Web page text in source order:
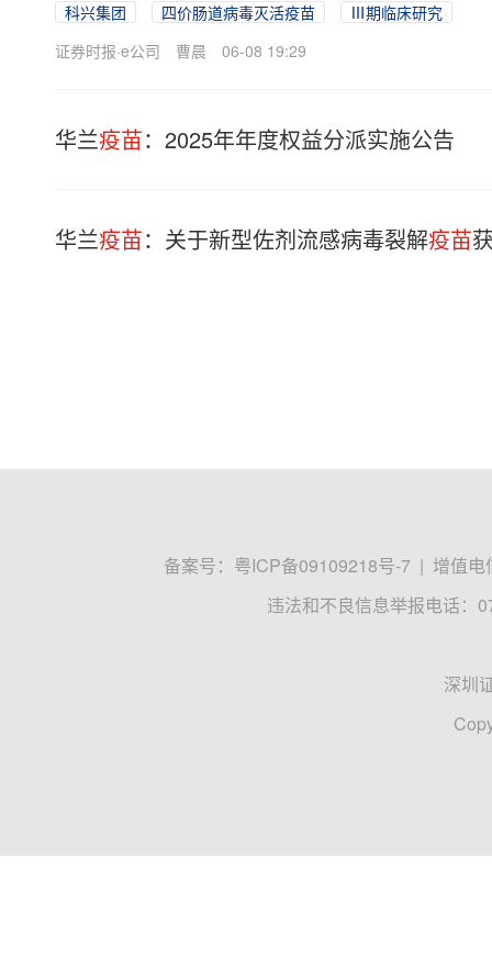
科兴集团 四价肠道病毒灭活疫苗
Ⅲ期临床研究
证券时报·e公司
曹晨 06-08 19:29
华兰疫苗：2025年年度权益分派实施公告
华兰疫苗：关于新型佐剂流感病毒裂解疫苗
备案号： 粤ICP备09109218号-7 | 增值电
违法和不良信息举报电话：
深圳